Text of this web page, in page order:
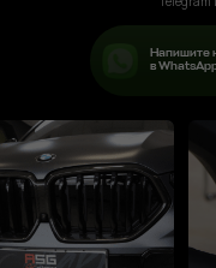
Напишите
в